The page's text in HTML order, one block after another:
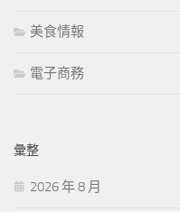
美食情報
電子商務
彙整
2026 年 8 月